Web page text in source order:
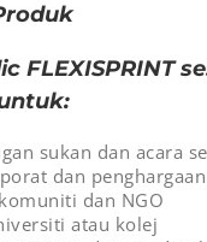
FLEXISPRINT
sukan dan acara
dan
dan NGO
atau kolej